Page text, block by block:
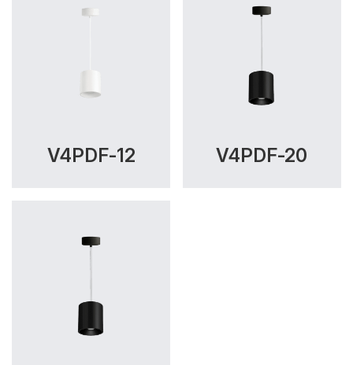
V4PDF-12 V4PDF-20